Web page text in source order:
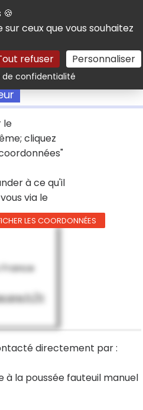
ceux que vous souhaitez
refuser Personnaliser
de confidentialitéRechercher
le
cliquez
à ce qu'il
via le
France
fr
LES COORDONNÉES
directement par :
à la poussée fauteuil manuel